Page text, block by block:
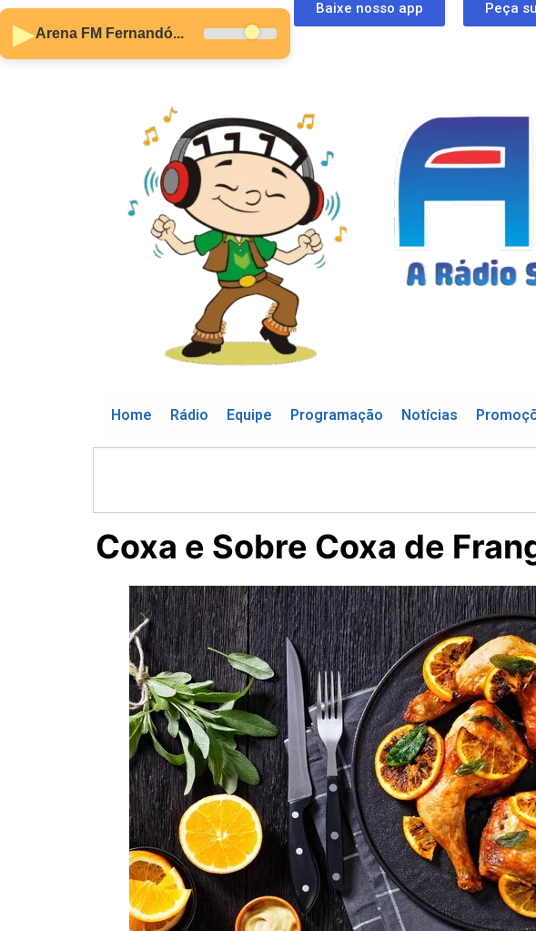
▶Arena FM Fernandó...
Baixe nosso app Peça
Home Rádio Equipe Programação Notícias
Coxa e Sobre Coxa de